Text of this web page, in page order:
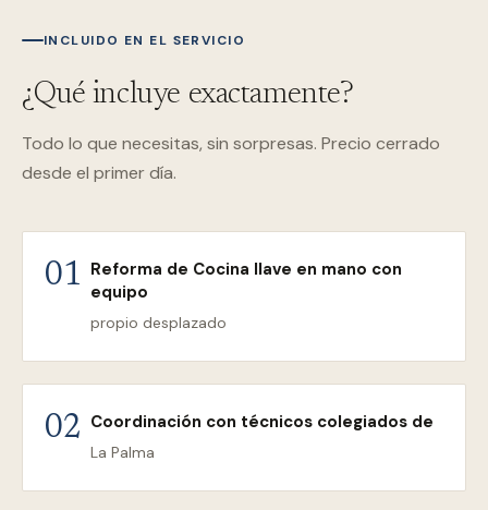
INCLUIDO EN EL SERVICIO
¿Qué incluye exactamente?
Todo lo que necesitas, sin sorpresas. Precio cerrado
desde el primer día.
01 Reforma de Cocina llave en mano con
equipo
propio desplazado
02 Coordinación con técnicos colegiados de
La Palma